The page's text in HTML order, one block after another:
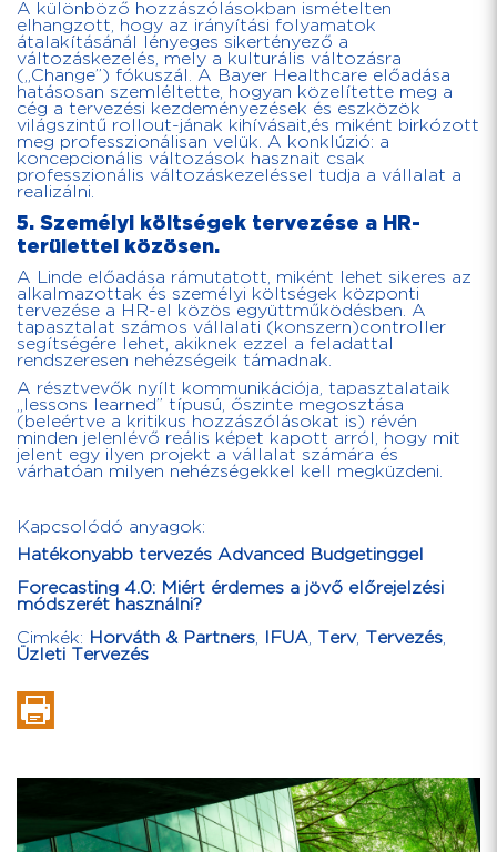
A különböző hozzászólásokban ismételten
elhangzott, hogy az irányítási folyamatok
átalakításánál lényeges sikertényező a
változáskezelés, mely a kulturális változásra
(„Change”) fókuszál. A Bayer Healthcare előadása
hatásosan szemléltette, hogyan közelítette meg a
cég a tervezési kezdeményezések és eszközök
világszintű rollout-jának kihívásait,és miként birkózott
meg professzionálisan velük. A konklúzió: a
koncepcionális változások hasznait csak
professzionális változáskezeléssel tudja a vállalat a
realizálni.
5. Személyi költségek tervezése a HR-
területtel közösen.
A Linde előadása rámutatott, miként lehet sikeres az
alkalmazottak és személyi költségek központi
tervezése a HR-el közös együttműködésben. A
tapasztalat számos vállalati (konszern)controller
segítségére lehet, akiknek ezzel a feladattal
rendszeresen nehézségeik támadnak.
A résztvevők nyílt kommunikációja, tapasztalataik
„lessons learned” típusú, őszinte megosztása
(beleértve a kritikus hozzászólásokat is) révén
minden jelenlévő reális képet kapott arról, hogy mit
jelent egy ilyen projekt a vállalat számára és
várhatóan milyen nehézségekkel kell megküzdeni.
Kapcsolódó anyagok:
Hatékonyabb tervezés Advanced Budgetinggel
Forecasting 4.0: Miért érdemes a jövő előrejelzési
módszerét használni?
Cimkék: Horváth & Partners, IFUA, Terv, Tervezés,
Üzleti Tervezés